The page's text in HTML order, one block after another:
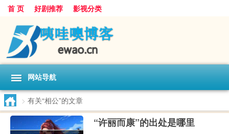
首 页 好剧推荐 影视分类
网站导航
> 有关“相公”的文章
“许丽而康”的出处是哪里